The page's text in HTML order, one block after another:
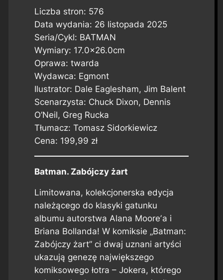
Liczba stron: 576
Data wydania: 26 listopada 2025
Seria/Cykl: BATMAN
Wymiary: 17.0×26.0cm
Oprawa: twarda
Wydawca: Egmont
Ilustrator: Dale Eaglesham, Jim Balent
Scenarzysta: Chuck Dixon, Dennis
O’Neil, Greg Rucka
Tłumacz: Tomasz Sidorkiewicz
Cena: 199,99 zł
Batman. Zabójczy żart
Limitowana, kolekcjonerska edycja
należącego do klasyki gatunku
albumu autorstwa Alana Mooreʼa i
Briana Bollanda! W komiksie „Batman:
Zabójczy żart” ci dwaj uznani artyści
ukazują genezę największego
komiksowego łotra – Jokera, którego